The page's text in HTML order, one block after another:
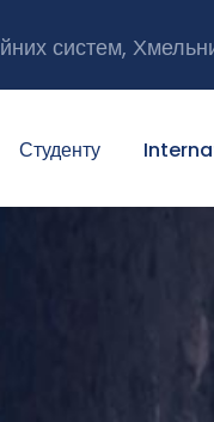
систем,
Студенту